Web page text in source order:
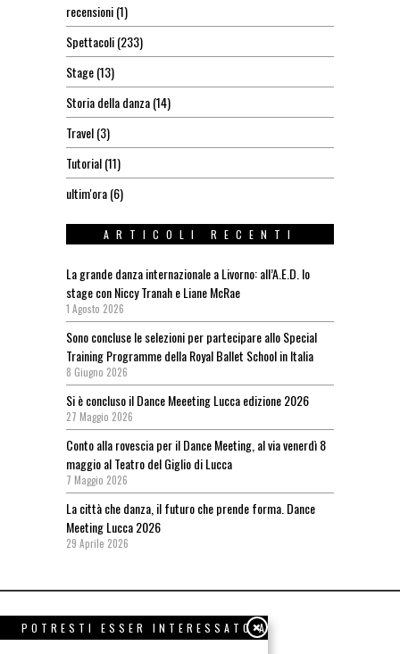
recensioni(1)
Spettacoli(233)
Stage(13)
Storia della danza(14)
Travel(3)
Tutorial(11)
ultim'ora(6)
ARTICOLI RECENTI
La grande danza internazionale a Livorno: all’A.E.D. lo
stage con Niccy Tranah e Liane McRae
1 Agosto 2026
Sono concluse le selezioni per partecipare allo Special
Training Programme della Royal Ballet School in Italia
8 Giugno 2026
Si è concluso il Dance Meeeting Lucca edizione 2026
27 Maggio 2026
Conto alla rovescia per il Dance Meeting, al via venerdì 8
maggio al Teatro del Giglio di Lucca
7 Maggio 2026
La città che danza, il futuro che prende forma. Dance
Meeting Lucca 2026
29 Aprile 2026
POTRESTI ESSER INTERESSATO A